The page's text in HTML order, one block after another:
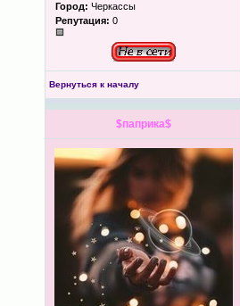
Город: Черкассы
Репутация: 0
Вернуться к началу
$паприка$